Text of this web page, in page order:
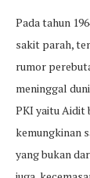
Pada tahun
sakit parah,
rumor
meninggal
PKI yaitu Aidit
kemungkinan
yang bukan